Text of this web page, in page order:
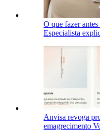
O que fazer
Especialista
Anvisa revoga
emagrecimento